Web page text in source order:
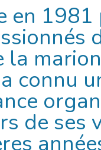
en 1981
la
connu
de ses